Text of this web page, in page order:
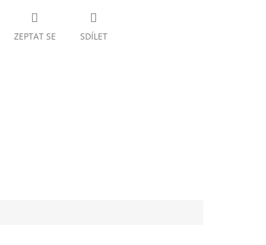
ZEPTAT SE SDÍLET